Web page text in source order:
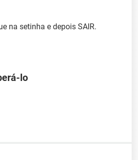
na setinha e depois SAIR.
lo